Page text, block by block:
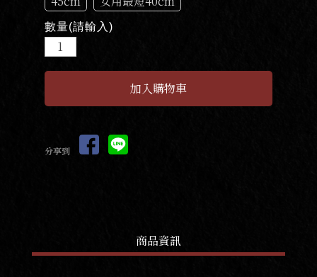
數量(請輸入)
分享到
商品資訊